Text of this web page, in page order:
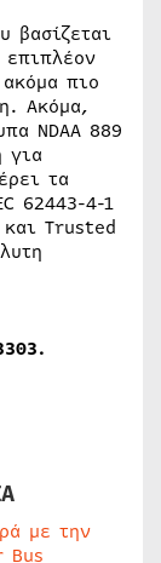
βασίζεται
επιπλέον
πιο
Ακόμα,
NDAA 889
για
τα
62443-4-1
Trusted
με την